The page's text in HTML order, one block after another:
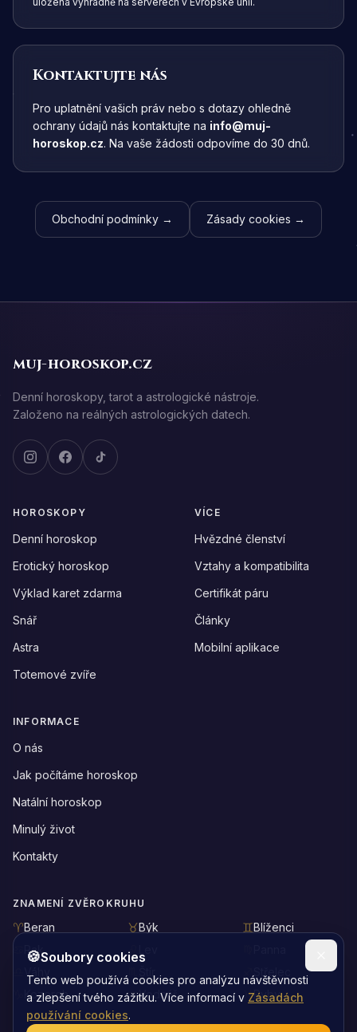
Kontaktujte nás
Pro uplatnění vašich práv nebo s dotazy ohledně
ochrany údajů nás kontaktujte na info@muj-
horoskop.cz. Na vaše žádosti odpovíme do 30 dnů.
Obchodní podmínky → Zásady cookies →
muj-horoskop.cz
Denní horoskopy, tarot a astrologické nástroje.
Založeno na reálných astrologických datech.
HOROSKOPY
Denní horoskop
Erotický horoskop
Výklad karet zdarma
Snář
Astra
Totemové zvíře
VÍCE
Hvězdné členství
Vztahy a kompatibilita
Certifikát páru
Články
Mobilní aplikace
INFORMACE
O nás
Jak počítáme horoskop
Natální horoskop
Minulý život
Kontakty
ZNAMENÍ ZVĚROKRUHU
Beran Býk
Blíženci
Rak
Kozoroh
Vodnář Ryby
🍪Soubory cookies
Tento web používá cookies pro analýzu návštěvnosti
a zlepšení tvého zážitku. Více informací v Zásadách
používání cookies.